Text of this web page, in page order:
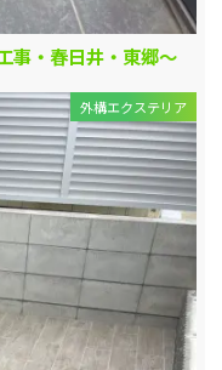
事・春日井・東郷～
外構エクステリア